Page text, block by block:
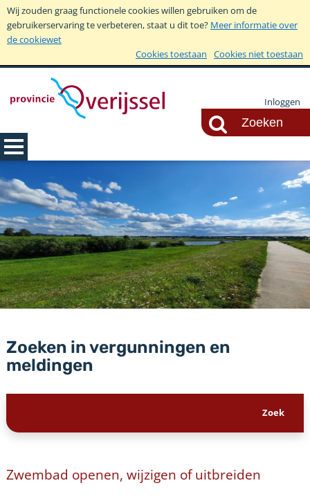
Wij zouden graag functionele cookies willen gebruiken om de
gebruikerservaring te verbeteren, staat u dit toe? Meer informatie over
de cookiewet
Cookies toestaan
Cookies niet toestaan
Inloggen
Zoeken in vergunningen en
meldingen
Zwembad openen, wijzigen of uitbreiden